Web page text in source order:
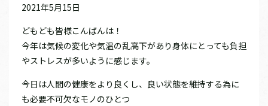
2021年5月15日
どもども皆様こんばんは！
今年は気候の変化や気温の乱高下があり身体にとっても負担
やストレスが多いように感じます。
今日は人間の健康をより良くし、良い状態を維持する為に
も必要不可欠なモノのひとつ